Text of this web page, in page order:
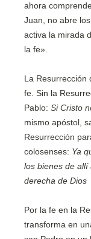
ahora
Juan, no abre
activa la mirada
la fe».
La Resurrección
fe. Sin la
Pablo: Si Cristo
mismo apóstol,
Resurrección
colosenses: Ya
los bienes de allí
derecha de Dios
Por la fe en la
transforma en